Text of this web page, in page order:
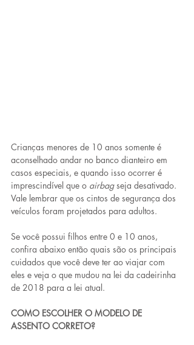
Crianças menores de 10 anos somente é
aconselhado andar no banco dianteiro em
casos especiais, e quando isso ocorrer é
imprescindível que o airbag seja desativado.
Vale lembrar que os cintos de segurança dos
veículos foram projetados para adultos.
Se você possui filhos entre 0 e 10 anos,
confira abaixo então quais são os principais
cuidados que você deve ter ao viajar com
eles e veja o que mudou na lei da cadeirinha
de 2018 para a lei atual.
COMO ESCOLHER O MODELO DE
ASSENTO CORRETO?